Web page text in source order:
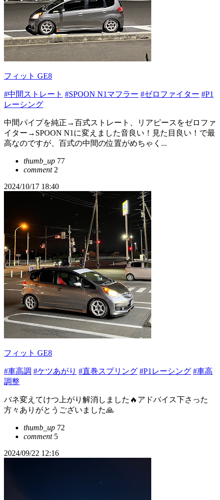
フィット GE8
#中間ストレート #SPOON N1マフラー #ゼロファイター #P1
レーシング
中間パイプを純正→百式ストレート、リアピースをゼロファ
イター→SPOON N1に変えました音良い！見た目良い！で最
高なのですが、百式の中間の位置がめちゃく...
thumb_up 77
comment2
2024/10/17 18:40
フィット GE8
#車高調 #ケツあがり #直巻スプリング #P1レーシング #車高
調整
バネ変えてけつ上がり解消しました🔥アドバイス下さった
方々ありがとうございました🙏
thumb_up 72
comment5
2024/09/22 12:16